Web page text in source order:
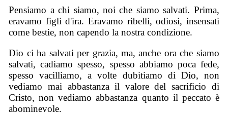
Pensiamo a chi siamo, noi che siamo salvati. Prima,
eravamo figli d'ira. Eravamo ribelli, odiosi, insensati
come bestie, non capendo la nostra condizione.
Dio ci ha salvati per grazia, ma, anche ora che siamo
salvati, cadiamo spesso, spesso abbiamo poca fede,
spesso vacilliamo, a volte dubitiamo di Dio, non
vediamo mai abbastanza il valore del sacrificio di
Cristo, non vediamo abbastanza quanto il peccato è
abominevole.